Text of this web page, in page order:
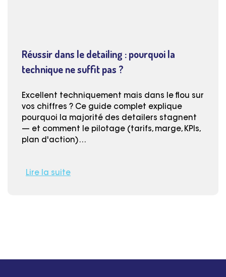
Réussir dans le detailing : pourquoi la
technique ne suffit pas ?
Excellent techniquement mais dans le flou sur
vos chiffres ? Ce guide complet explique
pourquoi la majorité des detailers stagnent
— et comment le pilotage (tarifs, marge, KPIs,
plan d'action)…
Lire la suite